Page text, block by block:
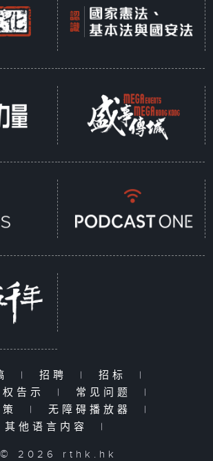
| 招聘 | 招标
|
权告示
| 常见问题
|
策
| 无障碍播放器
|
其他语言内容
|
© 2026 rthk.hk